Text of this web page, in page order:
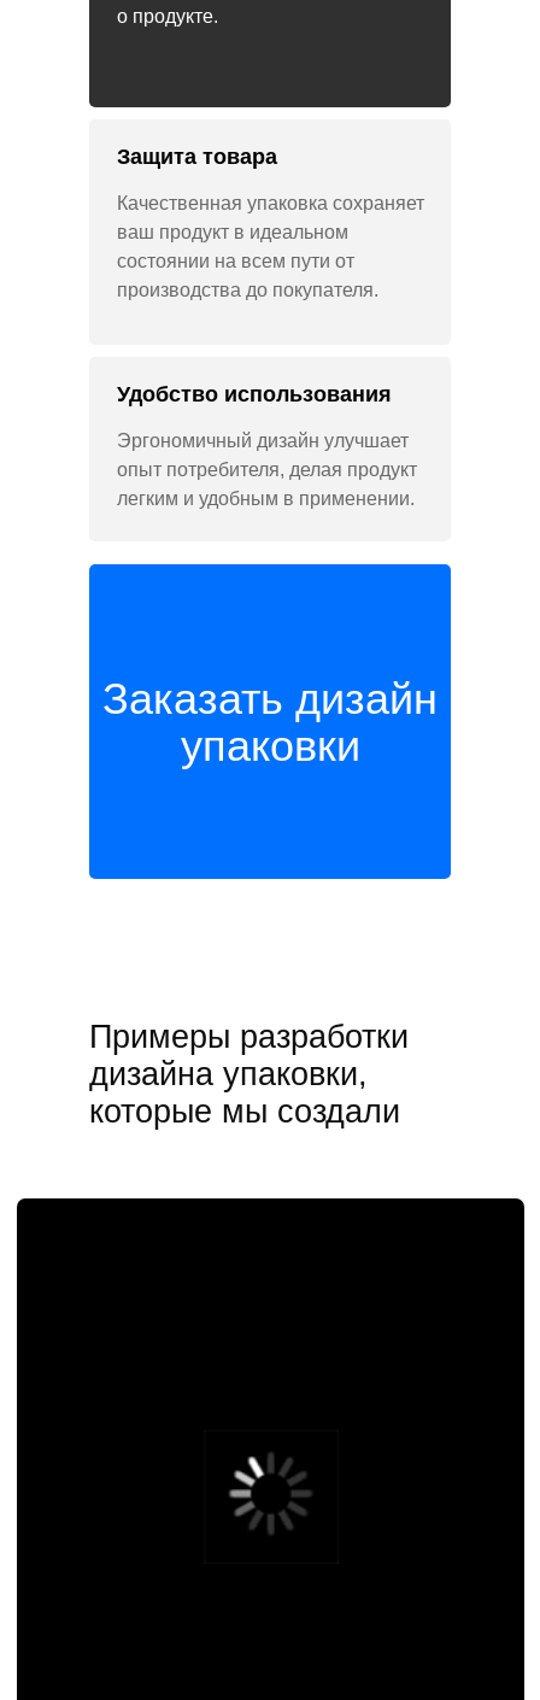
Заказать дизайн
упаковки
о продукте.
Эргономичный дизайн улучшает
опыт потребителя, делая продукт
легким и удобным в применении.
Удобство использования
Качественная упаковка сохраняет
ваш продукт в идеальном
состоянии на всем пути от
производства до покупателя.
Защита товара
Примеры разработки
дизайна упаковки,
которые мы создали